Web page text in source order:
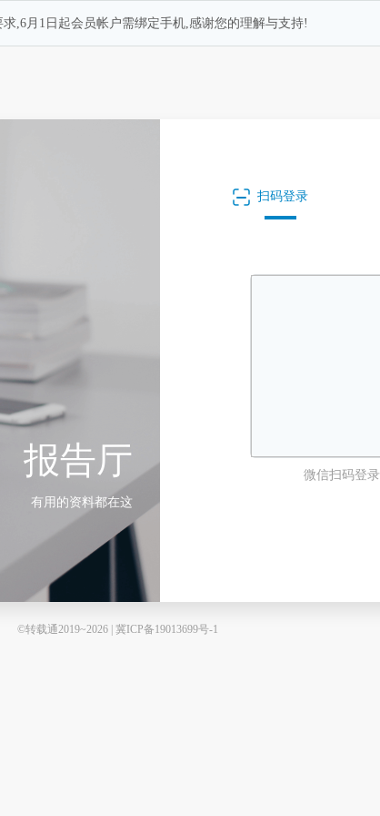
,6月1日起会员帐户需绑定手机,感谢您的理解与支持!
报告厅
有用的资料都在这
扫码登录
微信扫码登录
©转载通2019~2026 | 冀ICP备19013699号-1